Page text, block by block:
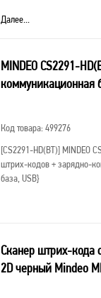
Далее...
MINDEO CS2291-
коммуникационная
Код товара: 499276
[CS2291-HD(BT)] MINDEO
штрих-кодов + зарядно-
база, USB}
Сканер штрих-кода
2D черный Mindeo